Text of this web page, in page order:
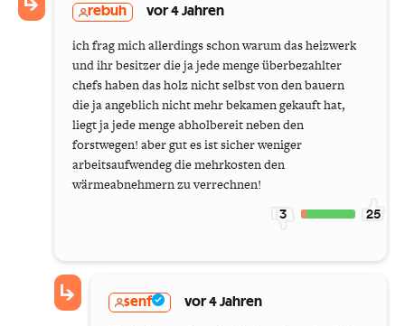
rebuh vor 4 Jahren
ich frag mich allerdings schon warum das heizwerk
und ihr besitzer die ja jede menge überbezahlter
chefs haben das holz nicht selbst von den bauern
die ja angeblich nicht mehr bekamen gekauft hat,
liegt ja jede menge abholbereit neben den
forstwegen! aber gut es ist sicher weniger
arbeitsaufwendeg die mehrkosten den
wärmeabnehmern zu verrechnen!
3 25
senf vor 4 Jahren